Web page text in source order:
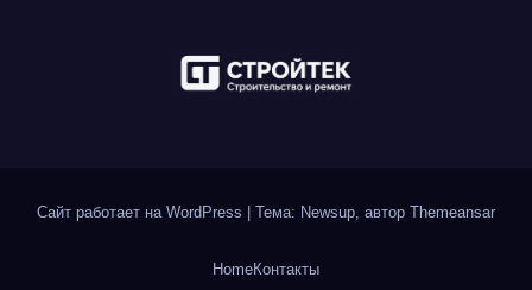
Сайт работает на WordPress Тема: Newsup, автор Themeansar
HomeКонтакты